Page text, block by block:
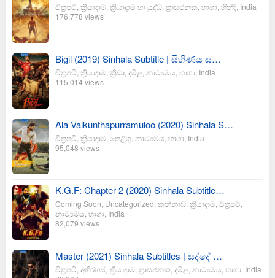
චිත්‍රපටි ක්‍රියාදාම ක්‍රියාදාම හා යුද්ධ ත්‍රාසජනක භාශා හින්දි India
176,778 views
Bigil (2019) Sinhala Subtitle | සිහිණය ස…
චිත්‍රපටි ක්‍රියාදාම ක්‍රීඩා දමිළ නාට්‍යමය භාශා India
115,014 views
Ala Vaikunthapurramuloo (2020) Sinhala S…
චිත්‍රපටි ක්‍රියාදාම තෙළිගු නාට්‍යමය භාශා India
95,048 views
K.G.F: Chapter 2 (2020) Sinhala Subtitle…
Coming Soon Uncategorized කන්නාඩ ක්‍රියාදාම චිත්‍රපටි
නාට්‍යමය භාශා India
82,079 views
Master (2021) Sinhala Subtitles | සද්දේ …
චිත්‍රපටි අභිරහස් ක්‍රියාදාම ත්‍රාසජනක දමිළ නාට්‍යමය භාශා India